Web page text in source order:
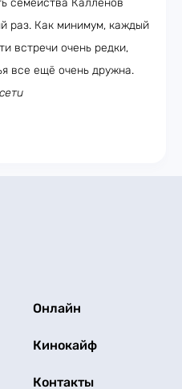
семейства Калленов
раз. Как минимум, каждый
встречи очень редки,
все ещё очень дружна.
Онлайн
Кинокайф
Контакты